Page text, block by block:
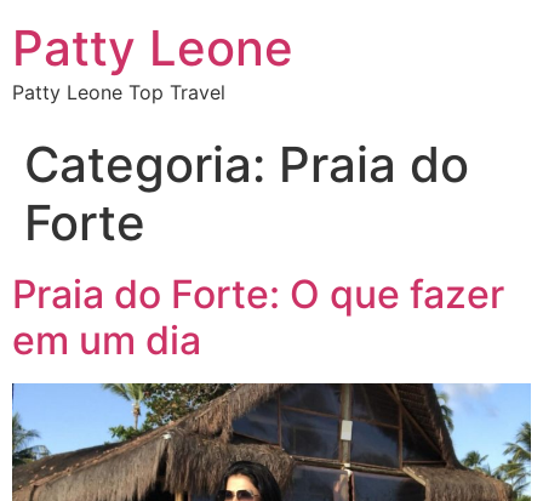
Patty Leone
Patty Leone Top Travel
Categoria: Praia do
Forte
Praia do Forte: O que fazer
em um dia